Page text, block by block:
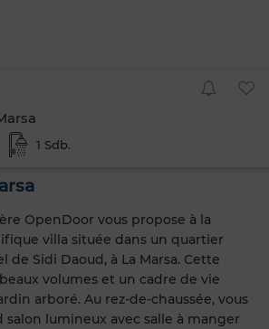
1 Sdb.
OpenDoor vous propose à la
villa située dans un quartier
de Sidi Daoud, à La Marsa. Cette
volumes et un cadre de vie
arboré. Au rez-de-chaussée, vous
lumineux avec salle à manger